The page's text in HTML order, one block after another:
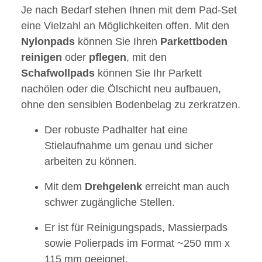
Je nach Bedarf stehen Ihnen mit dem Pad-Set
eine Vielzahl an Möglichkeiten offen. Mit den
Nylonpads können Sie Ihren Parkettboden
reinigen oder pflegen, mit den
Schafwollpads können Sie Ihr Parkett
nachölen oder die Ölschicht neu aufbauen,
ohne den sensiblen Bodenbelag zu zerkratzen.
Der robuste Padhalter hat eine
Stielaufnahme um genau und sicher
arbeiten zu können.
Mit dem Drehgelenk erreicht man auch
schwer zugängliche Stellen.
Er ist für Reinigungspads, Massierpads
sowie Polierpads im Format ~250 mm x
115 mm geeignet.